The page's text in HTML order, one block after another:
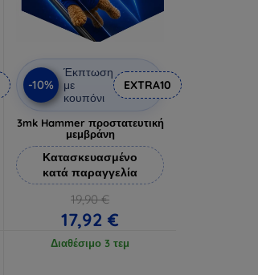
-10%
Έκπτωση
με
κουπόνι
EXTRA10
3mk Hammer προστατευτική
μεμβράνη
Κατασκευασμένο
κατά παραγγελία
19,90 €
17,92 €
Διαθέσιμο 3 τεμ